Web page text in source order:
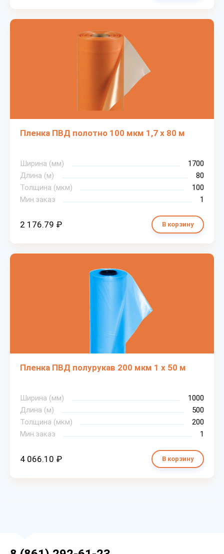
Пленка ПВД полотно 100 мкм 1,7 х 80 м
Ширина (мм)
1700
Длина (м)
80
Толщина (мкм)
100
Мин.заказ
1
2 176.79 ₽ В корзину
Пленка ПВД полурукав 200 мкм 1 х 50 м
Ширина (мм)
1000
Длина (м)
500
Толщина (мкм)
200
Мин.заказ
1
4 066.10 ₽ В корзину